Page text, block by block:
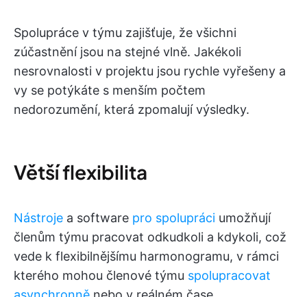
Spolupráce v týmu zajišťuje, že všichni
zúčastnění jsou na stejné vlně. Jakékoli
nesrovnalosti v projektu jsou rychle vyřešeny a
vy se potýkáte s menším počtem
nedorozumění, která zpomalují výsledky.
Větší flexibilita
Nástroje a software pro spolupráci umožňují
členům týmu pracovat odkudkoli a kdykoli, což
vede k flexibilnějšímu harmonogramu, v rámci
kterého mohou členové týmu spolupracovat